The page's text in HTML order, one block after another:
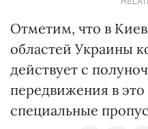
Отметим, что в
областей Украины
действует с
передвижения в
специальные